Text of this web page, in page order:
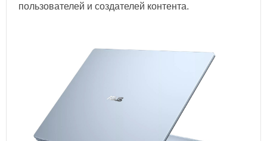
пользователей и создателей контента.